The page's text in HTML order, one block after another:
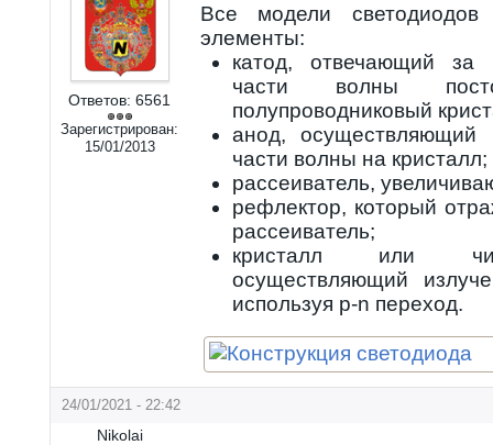
Ответов: 6561
Зарегистрирован:
15/01/2013
Все модели
элементы:
катод, отвечающий за
части волны
полупроводниковый
анод, осуществляющий
части волны на кристалл;
рассеиватель,
рефлектор, который
рассеиватель;
кристалл или чип
осуществляющий
используя р-n переход.
24/01/2021 - 22:42
Nikolai